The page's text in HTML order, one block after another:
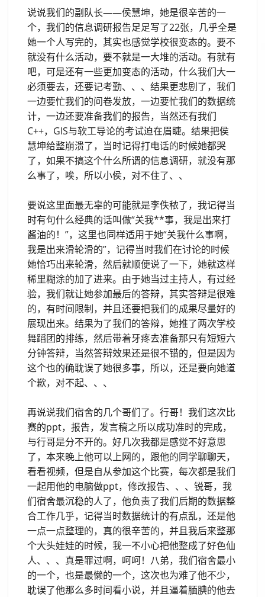
说说我们的副队长——侯慧坤，她是很辛苦的一
个，我们的信息调研报告足足写了22张，几乎全是
她一个人写完的，其实也感觉学校很变态的。要不
就没有什么活动，要不就是一大堆的活动。有就有
吧，可是还有一些更加变态的活动，什么我们大一
必须要去，还要记考勤、、、结果更悲剧了，我们
一边要忙我们的问卷发放，一边要忙我们的数据统
计，一边还要准备我们的报告，当然还有我们
C++，GIS与软工导论的考试迫在眉睫。结果把侯
慧坤给整崩溃了，当时记得打电话的时候她都哭
了，如果不搞这个什么所谓的信息调研，就没有那
么事了，唉，所以小侯，对不住了、、
要说这里面最无辜的可能就是李佚秾了，我记得当
时有句什么经典的话叫做“关我**事，我是出来打
酱油的！”，这里也同样适用于她“关我什么事啊，
我是出来滑轮滑的”，记得当时我们在讨论的时候
她恰巧出来轮滑，然后就顺便说了一下，她就这样
稀里糊涂的加了进来。由于她当过主持人，有过经
验，我们就让她参加最后的答辩，其实答辩是很难
的，有时间限制，并且还要把我们的成果尽量好的
展现出来。结果为了我们的答辩，她推了两次学校
舞蹈团的排练，然后带着牙疼去准备那只有短短六
分钟答辩，当然答辩效果还是很不错的，但是因为
这个也的确耽误了她很多事，所以，还是要向她道
个歉，对不起、、、
再说说我们宿舍的几个哥们了。行哥！我们这次比
赛的ppt，报告，发言稿之所以成功准时的完成，
与行哥是分不开的。好几次我都是感觉不好意思
了，本来晚上他可以上网的，跟他的同学聊聊天，
看看视频，但是自从参加这个比赛，每次都是我们
一起用他的电脑做ppt，修改报告、、、锐哥，我
们宿舍最沉稳的人了，他负责了我们后期的数据整
合工作几乎，记得当时数据统计的有点乱，还是他
一点一点整理的，真的很辛苦的，并且我后来整那
个大头娃娃的时候，我一不小心把他整成了好色仙
人、、、真是罪过啊，呵呵！八弟，我们宿舍最小
的一个，也是最懒的一个，这次也为难了他不少，
耽误了他那么多时间看小说，并且逼着腼腆的他去